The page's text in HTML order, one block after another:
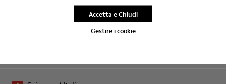
Gestire i cookie
Accetta e Chiudi